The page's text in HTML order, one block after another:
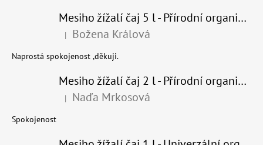
Mesiho žížalí čaj 5 l - Přírodní organické hnojivo 100% nature
Hodnocení produktu je 5 z 5 hvězdiček.
| Božena Králová
Naprostá spokojenost ,děkuji.
Mesiho žížalí čaj 2 l - Přírodní organické hnojivo 100% nature - recyklovaný obal
Hodnocení produktu je 5 z 5 hvězdiček.
| Naďa Mrkosová
Spokojenost